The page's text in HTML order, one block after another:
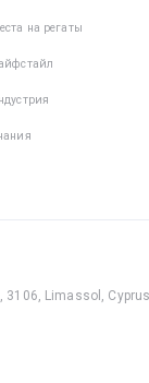
на регаты
3106, Limassol,